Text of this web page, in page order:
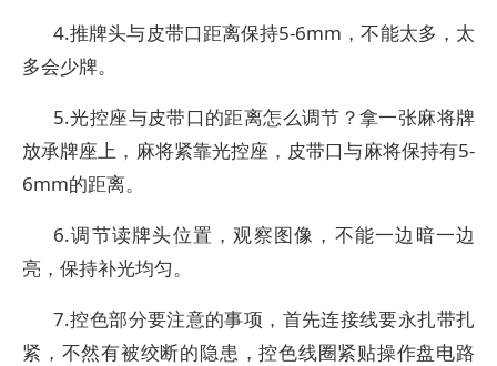
4.推牌头与皮带口距离保持5-6mm，不能太多，太
多会少牌。
5.光控座与皮带口的距离怎么调节？拿一张麻将牌
放承牌座上，麻将紧靠光控座，皮带口与麻将保持有5-
6mm的距离。
6.调节读牌头位置，观察图像，不能一边暗一边
亮，保持补光均匀。
7.控色部分要注意的事项，首先连接线要永扎带扎
紧，不然有被绞断的隐患，控色线圈紧贴操作盘电路